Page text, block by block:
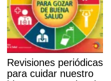
Revisiones periódicas
para cuidar nuestro